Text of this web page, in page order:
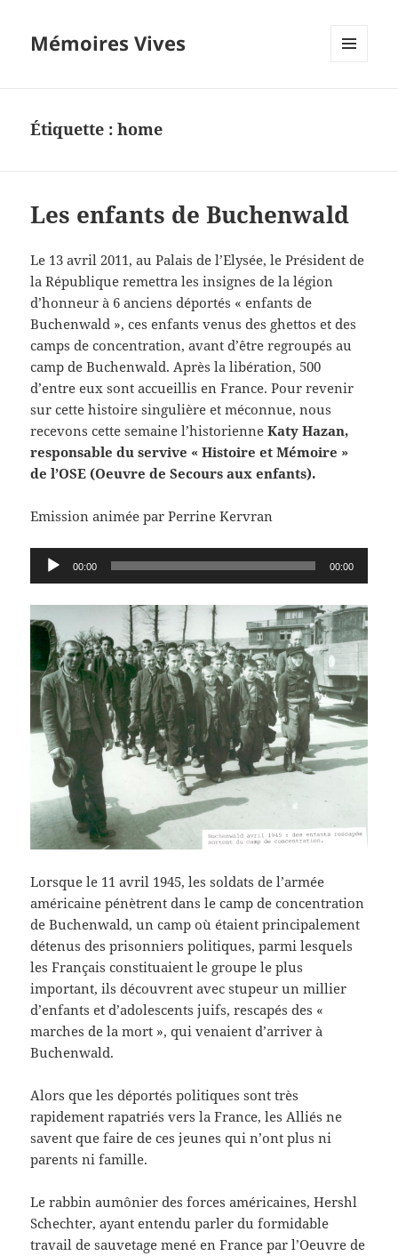
Mémoires Vives
Étiquette :home
Les enfants de Buchenwald
Le 13 avril 2011, au Palais de l’Elysée, le Président de
la République remettra les insignes de la légion
d’honneur à 6 anciens déportés « enfants de
Buchenwald », ces enfants venus des ghettos et des
camps de concentration, avant d’être regroupés au
camp de Buchenwald. Après la libération, 500
d’entre eux sont accueillis en France. Pour revenir
sur cette histoire singulière et méconnue, nous
recevons cette semaine l’historienneKaty Hazan,
responsable du servive « Histoire et Mémoire »
de l’OSE (Oeuvre de Secours aux enfants).
Emission animée par Perrine Kervran
Lecteur
audio
00:00 00:00
Lorsque le 11 avril 1945, les soldats de l’armée
américaine pénètrent dans le camp de concentration
de Buchenwald, un camp où étaient principalement
détenus des prisonniers politiques, parmi lesquels
les Français constituaient le groupe le plus
important, ils découvrent avec stupeur un millier
d’enfants et d’adolescents juifs, rescapés des «
marches de la mort », qui venaient d’arriver à
Buchenwald.
Alors que les déportés politiques sont très
rapidement rapatriés vers la France, les Alliés ne
savent que faire de ces jeunes qui n’ont plus ni
parents ni famille.
Le rabbin aumônier des forces américaines, Hershl
Schechter, ayant entendu parler du formidable
travail de sauvetage mené en France par l’Oeuvre de